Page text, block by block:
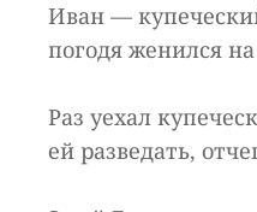
Иван —
погодя женился
Раз уехал
ей разведать,